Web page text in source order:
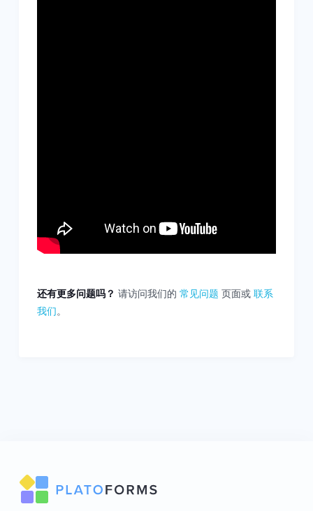
还有更多问题吗？ 请访问我们的 常见问题 页面或 联系
我们。